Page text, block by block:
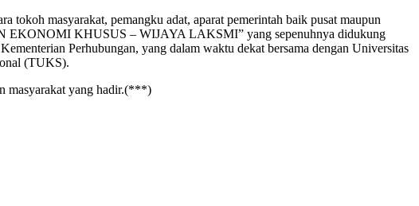
tokoh masyarakat, pemangku adat, aparat pemerintah baik pusat maupun
KHUSUS – WIJAYA LAKSMI” yang sepenuhnya didukung
Perhubungan, yang dalam waktu dekat bersama dengan Universitas
(TUKS).
masyarakat yang hadir.(***)